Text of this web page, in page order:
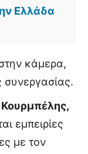
Ελλάδα
κάμερα,
συνεργασίας.
εμπειρίες
με τον